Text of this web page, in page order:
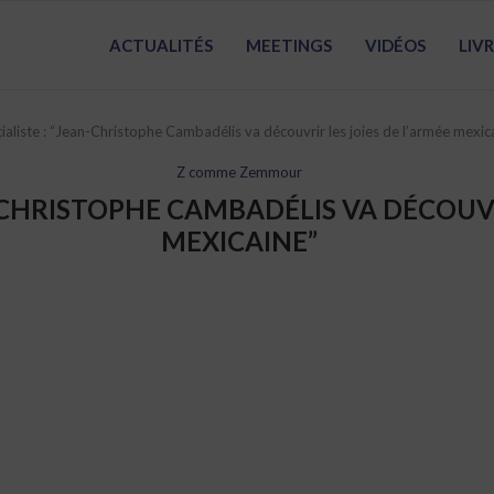
ACTUALITÉS MEETINGS VIDÉOS
: “Jean-Christophe Cambadélis va découvrir les joies de l’armée
Z comme Zemmour
CAMBADÉLIS VA
MEXICAINE”